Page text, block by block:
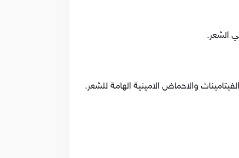
الشعر.
والاحماض الامينية الهامة للشعر.